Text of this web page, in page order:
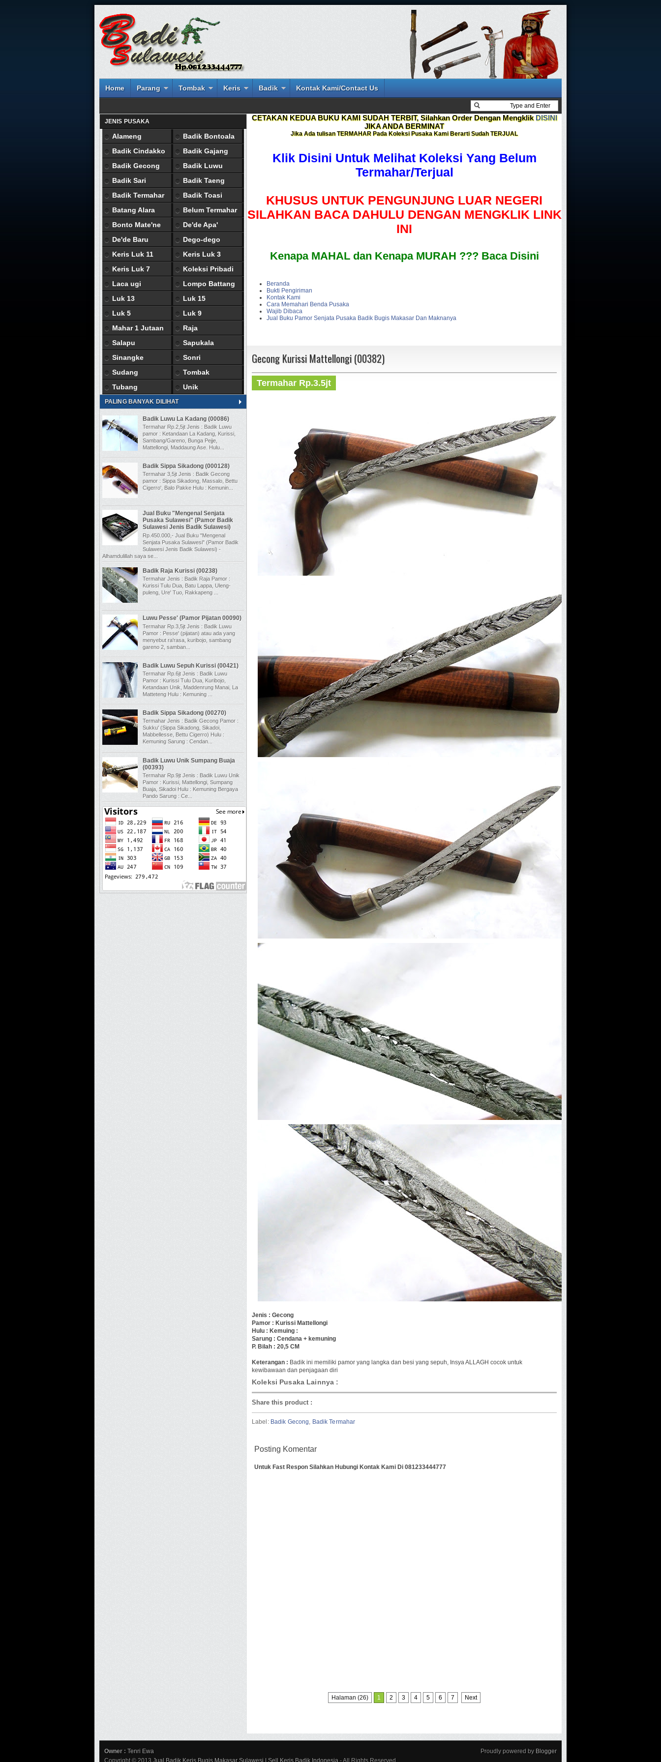
Home Parang Tombak Keris Badik Kontak Kami/Contact Us
CETAKAN KEDUA BUKU KAMI SUDAH TERBIT, Silahkan Order Dengan MengklikDISINI
JIKA ANDA BERMINAT
Jika Ada tulisanTERMAHARPada Koleksi Pusaka Kami Berarti SudahTERJUAL
Klik Disini Untuk Melihat Koleksi Yang Belum
Termahar/Terjual
KHUSUS UNTUK PENGUNJUNG LUAR NEGERI
SILAHKAN BACA DAHULU DENGAN MENGKLIK LINK
INI
Kenapa MAHAL dan Kenapa MURAH ??? Baca Disini
Beranda
Bukti Pengiriman
Kontak Kami
Cara Memahari Benda Pusaka
Wajib Dibaca
Jual Buku Pamor Senjata Pusaka Badik Bugis Makasar Dan Maknanya
Gecong Kurissi Mattellongi (00382)
Termahar Rp.3.5jt
Jenis : Gecong
Pamor : Kurissi Mattellongi
Hulu : Kemuing :
Sarung : Cendana + kemuning
P. Bilah : 20,5 CM
Keterangan : Badik ini memiliki pamor yang langka dan besi yang sepuh, Insya ALLAGH cocok untuk
kewibawaan dan penjagaan diri
Koleksi Pusaka Lainnya :
Share this product :
Label: Badik Gecong, Badik Termahar
Posting Komentar
Untuk Fast Respon Silahkan Hubungi Kontak Kami Di 081233444777
Halaman (26) 1 2 3 4 5 6 7 Next
JENIS PUSAKA
Alameng
Badik Bontoala
Badik Cindakko
Badik Gajang
Badik Gecong
Badik Luwu
Badik Sari
Badik Taeng
Badik Termahar
Badik Toasi
Batang Alara
Belum Termahar
Bonto Mate'ne
De'de Apa'
De'de Baru
Dego-dego
Keris Luk 11
Keris Luk 3
Keris Luk 7
Koleksi Pribadi
Laca ugi
Lompo Battang
Luk 13
Luk 15
Luk 5
Luk 9
Mahar 1 Jutaan
Raja
Salapu
Sapukala
Sinangke
Sonri
Sudang
Tombak
Tubang
Unik
PALING BANYAK DILIHAT
Badik Luwu La Kadang (00086)
Termahar Rp.2,5jt Jenis : Badik Luwu
pamor : Ketandaan La Kadang, Kurissi,
Sambang/Gareno, Bunga Pejje,
Mattellongi, Maddaung Ase. Hulu...
Badik Sippa Sikadong (000128)
Termahar 3,5jt Jenis : Badik Gecong
pamor : Sippa Sikadong, Massalo, Bettu
Cigerro', Balo Pakke Hulu : Kemunin...
Jual Buku "Mengenal Senjata
Pusaka Sulawesi" (Pamor Badik
Sulawesi Jenis Badik Sulawesi)
Rp.450.000,- Jual Buku "Mengenal
Senjata Pusaka Sulawesi" (Pamor Badik
Sulawesi Jenis Badik Sulawesi) -
Alhamdulillah saya se...
Badik Raja Kurissi (00238)
Termahar Jenis : Badik Raja Pamor :
Kurissi Tulu Dua, Batu Lappa, Uleng-
puleng, Ure' Tuo, Rakkapeng ...
Luwu Pesse' (Pamor Pijatan 00090)
Termahar Rp.3,5jt Jenis : Badik Luwu
Pamor : Pesse' (pijatan) atau ada yang
menyebut ra'rasa, kuribojo, sambang
gareno 2, samban...
Badik Luwu Sepuh Kurissi (00421)
Termahar Rp.6jt Jenis : Badik Luwu
Pamor : Kurissi Tulu Dua, Kuribojo,
Ketandaan Unik, Maddenrung Manai, La
Matteteng Hulu : Kemuning ...
Badik Sippa Sikadong (00270)
Termahar Jenis : Badik Gecong Pamor :
Sukku' (Sippa Sikadong, Sikadoi,
Mabbellesse, Bettu Cigerro) Hulu :
Kemuning Sarung : Cendan...
Badik Luwu Unik Sumpang Buaja
(00393)
Termahar Rp.9jt Jenis : Badik Luwu Unik
Pamor : Kurissi, Mattellongi, Sumpang
Buaja, Sikadoi Hulu : Kemuning Bergaya
Pando Sarung : Ce...
Owner : Tenri Ewa
Copyright © 2013 Jual Badik Keris Bugis Makasar Sulawesi | Sell Keris Badik Indonesia - All Rights Reserved
Proudly powered by Blogger